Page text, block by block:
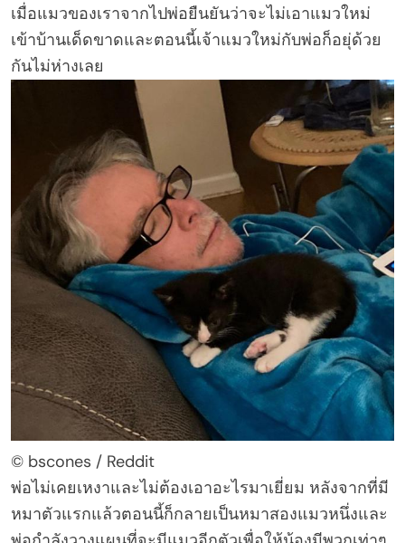
เมื่อแมวของเราจากไปพ่อยืนยันว่าจะไม่เอาแมวใหม่
เข้าบ้านเด็ดขาดและตอนนี้เจ้าแมวใหม่กับพ่อก็อยุ่ด้วย
กันไม่ห่างเลย
© bscones / Reddit
พ่อไม่เคยเหงาและไม่ต้องเอาอะไรมาเยี่ยม หลังจากที่มี
หมาตัวแรกแล้วตอนนี้ก็กลายเป็นหมาสองแมวหนึ่งและ